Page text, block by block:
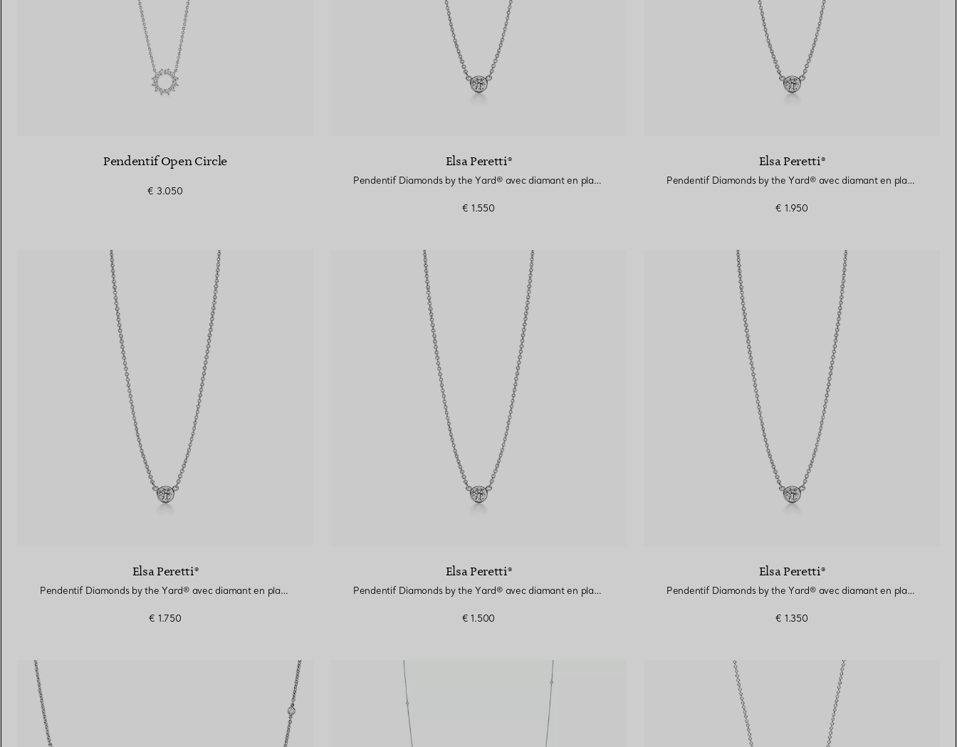
Pendentif Open Circle
€ 3.050
Elsa Peretti®
Pendentif Diamonds by the Yard® avec diamant en platine 950 millièmes
€ 1.550
Elsa Peretti®
Pendentif Diamonds by the Yard® avec diamant en platine 950 millièmes
€ 1.950
Elsa Peretti®
Pendentif Diamonds by the Yard® avec diamant en platine 950 millièmes
€ 1.750
Elsa Peretti®
Pendentif Diamonds by the Yard® avec diamant en platine 950 millièmes
€ 1.500
Elsa Peretti®
Pendentif Diamonds by the Yard® avec diamant en platine 950 millièmes
€ 1.350